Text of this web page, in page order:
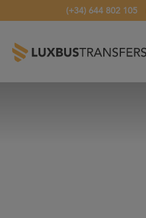
(+34) 644 802 105